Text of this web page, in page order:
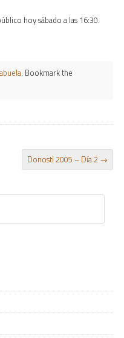
hoy sábado a las 16:30.
. Bookmark the
Donosti 2005 – Día 2 →